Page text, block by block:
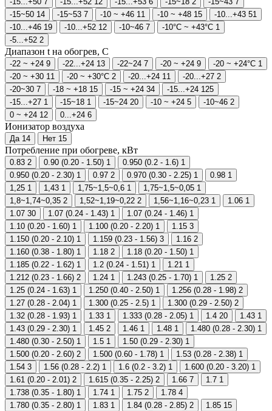
-15~50 14 -15~53 7 -10 ~ +46 11 -10 ~ +48 15 -10...+43 51
-10...+46 19 -10...+52 12 -10~46 7 -10°C ~ +43°C 1
-5...+52 2
Диапазон t на обогрев, С
-22 ~ +24 9 -22...+24 13 -22~24 7 -20 ~ +24 9 -20 ~ +24°C 1
-20 ~ +30 11 -20 ~ +30°C 2 -20...+24 11 -20...+27 2
-20~30 7 -18 ~ +18 15 -15 ~ +24 34 -15...+24 125
-15...+27 1 -15~18 1 -15~24 20 -10 ~ +24 5 -10~46 2
0 ~ +24 12 0...+24 6
Ионизатор воздуха
Да 14 Нет 15
Потребление при обогреве, кВт
0.83 2 0.90 (0.20 - 1.50) 1 0.950 (0.2 - 1.6) 1
0.950 (0.20 - 2.30) 1 0.97 2 0.970 (0.30 - 2.25) 1 0.98 1
1,25 1 1,43 1 1,75~1,5~0,6 1 1,75~1,5~0,05 1
1,8~1,74~0,35 2 1,52~1,19~0,22 2 1,56~1,16~0,23 1 1.06 1
1.07 30 1.07 (0.24 - 1.43) 1 1.07 (0.24 - 1.46) 1
1.10 (0.20 - 1.60) 1 1.100 (0.20 - 2.20) 1 1.15 3
1.150 (0.20 - 2.10) 1 1.159 (0.23 - 1.56) 3 1.16 2
1.160 (0.38 - 1.80) 1 1.18 2 1.18 (0.20 - 1.50) 1
1.185 (0.22 - 1.62) 1 1.2 (0.24 - 1.51) 1 1.21 1
1.212 (0.23 - 1.66) 2 1.24 1 1.243 (0.25 - 1.70) 1 1.25 2
1.25 (0.24 - 1.63) 1 1.250 (0.40 - 2.50) 1 1.256 (0.28 - 1.98) 2
1.27 (0.28 - 2.04) 1 1.300 (0.25 - 2.5) 1 1.300 (0.29 - 2.50) 2
1.32 (0.28 - 1.93) 1 1.33 1 1.333 (0.28 - 2.05) 1 1.4 20 1.43 1
1.43 (0.29 - 2.30) 1 1.45 2 1.46 1 1.48 1 1.480 (0.28 - 2.30) 1
1.480 (0.30 - 2.50) 1 1.5 1 1.50 (0.29 - 2.30) 1
1.500 (0.20 - 2.60) 2 1.500 (0.60 - 1.78) 1 1.53 (0.28 - 2.38) 1
1.54 3 1.56 (0.28 - 2.2) 1 1.6 (0.2 - 3.2) 1 1.600 (0.20 - 3.20) 1
1.61 (0.20 - 2.01) 2 1.615 (0.35 - 2.25) 2 1.66 7 1.7 1
1.738 (0.35 - 1.80) 1 1.74 1 1.75 2 1.78 4
1.780 (0.35 - 2.80) 1 1.83 1 1.84 (0.28 - 2.85) 2 1.85 15